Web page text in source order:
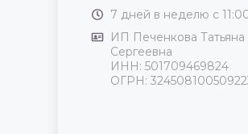
7 дней в неделю с
ИП Печенкова Татьяна
Сергеевна
ИНН: 501709469824
ОГРН: